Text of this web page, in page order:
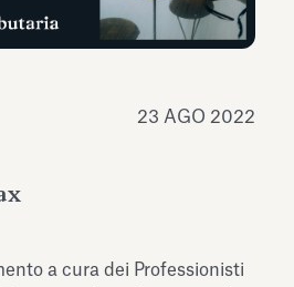
espositivi
Villa Albani
23 AGO 2022
a cura dei Professionisti